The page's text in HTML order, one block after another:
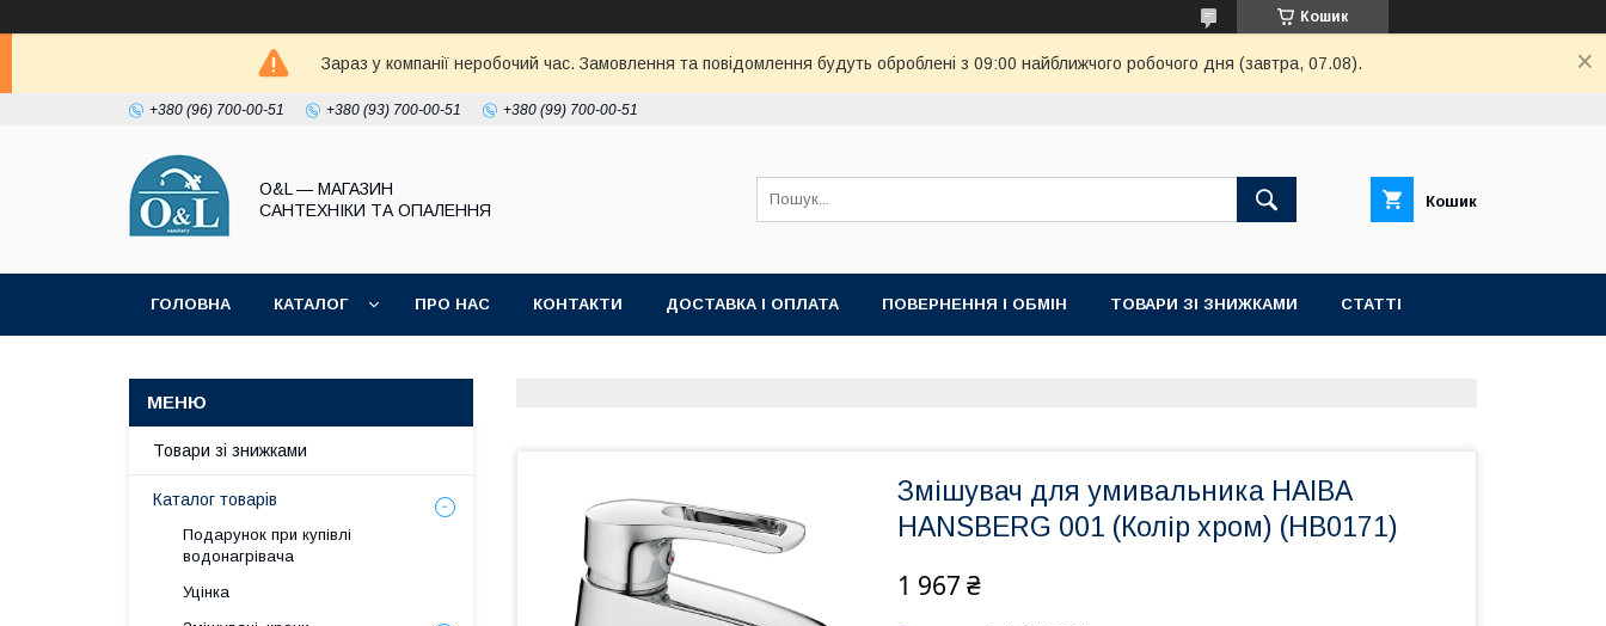
Кошик
Зараз у компанії неробочий час. Замовлення та повідомлення будуть оброблені з 09:00 найближчого робочого дня (завтра, 07.08).
+380 (96) 700-00-51 +380 (93) 700-00-51 +380 (99) 700-00-51
O&L — МАГАЗИН
САНТЕХНІКИ ТА ОПАЛЕННЯ
Кошик
ГОЛОВНА КАТАЛОГ ПРО НАС КОНТАКТИ ДОСТАВКА І ОПЛАТА ПОВЕРНЕННЯ І ОБМІН ТОВАРИ ЗІ ЗНИЖКАМИ СТАТТІ
Змішувач для умивальника HAIBA
HANSBERG 001 (Колір хром) (HB0171)
1 967 ₴
Товари зі знижками
Каталог товарів
Подарунок при купівлі
водонагрівача
Уцінка